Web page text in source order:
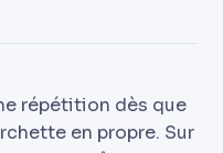
répétition dès que
en propre. Sur